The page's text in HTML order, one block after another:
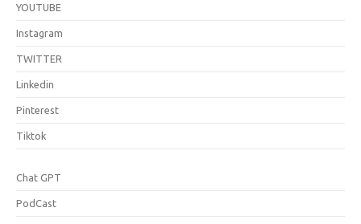
YOUTUBE
Instagram
TWITTER
Linkedin
Pinterest
Tiktok
Chat GPT
PodCast